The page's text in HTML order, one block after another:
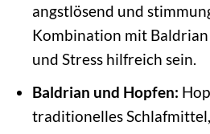
angstlösend und
Kombination mit
und Stress hilfreich sein.
Baldrian und Hopfen:
traditionelles